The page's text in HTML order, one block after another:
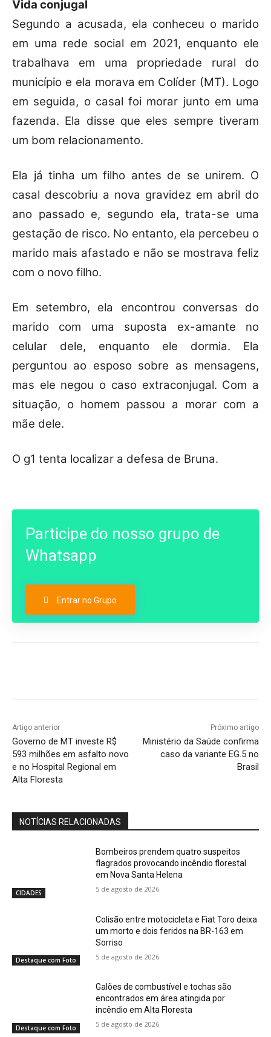
Vida conjugal
Segundo a acusada, ela conheceu o marido
em uma rede social em 2021, enquanto ele
trabalhava em uma propriedade rural do
município e ela morava em Colíder (MT). Logo
em seguida, o casal foi morar junto em uma
fazenda. Ela disse que eles sempre tiveram
um bom relacionamento.
Ela já tinha um filho antes de se unirem. O
casal descobriu a nova gravidez em abril do
ano passado e, segundo ela, trata-se uma
gestação de risco. No entanto, ela percebeu o
marido mais afastado e não se mostrava feliz
com o novo filho.
Em setembro, ela encontrou conversas do
marido com uma suposta ex-amante no
celular dele, enquanto ele dormia. Ela
perguntou ao esposo sobre as mensagens,
mas ele negou o caso extraconjugal. Com a
situação, o homem passou a morar com a
mãe dele.
O g1 tenta localizar a defesa de Bruna.
Participe do nosso grupo de
Whatsapp
Entrar no Grupo
Artigo anterior
Governo de MT investe R$
593 milhões em asfalto novo
e no Hospital Regional em
Alta Floresta
Próximo artigo
Ministério da Saúde confirma
caso da variante EG.5 no
Brasil
NOTÍCIAS RELACIONADAS
CIDADES
Bombeiros prendem quatro suspeitos
flagrados provocando incêndio florestal
em Nova Santa Helena
5 de agosto de 2026
Destaque com Foto
Colisão entre motocicleta e Fiat Toro deixa
um morto e dois feridos na BR-163 em
Sorriso
5 de agosto de 2026
Destaque com Foto
Galões de combustível e tochas são
encontrados em área atingida por
incêndio em Alta Floresta
5 de agosto de 2026